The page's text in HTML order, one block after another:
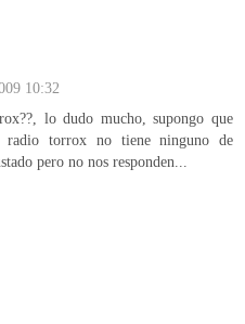
10:32
lo dudo mucho, supongo que
radio torrox no tiene ninguno de
pero no nos responden...